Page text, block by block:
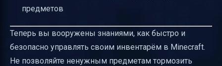
предметов
Теперь вы вооружены знаниями, как быстро и
безопасно управлять своим инвентарём в Minecraft.
Не позволяйте ненужным предметам тормозить